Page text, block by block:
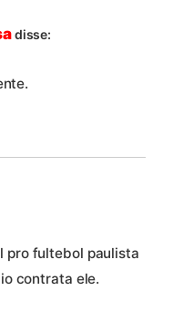
disse:
pro fultebol paulista
contrata ele.